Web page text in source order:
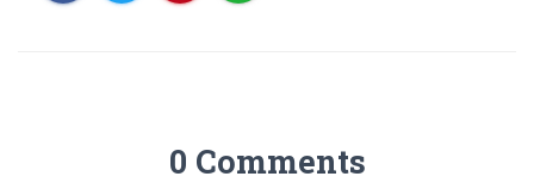
0 Comments